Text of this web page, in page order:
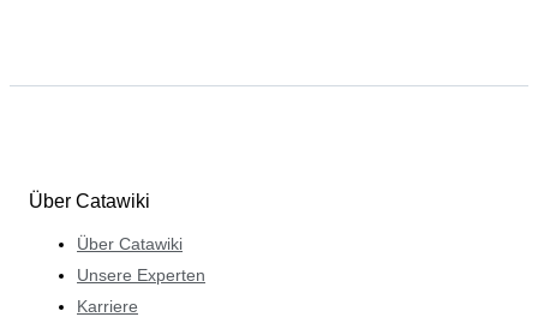
Über Catawiki
Über Catawiki
Unsere Experten
Karriere